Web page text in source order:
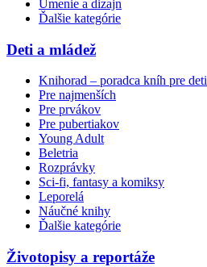
Umenie a dizajn
Ďalšie kategórie
Deti a mládež
Knihorad – poradca kníh pre deti
Pre najmenších
Pre prvákov
Pre pubertiakov
Young Adult
Beletria
Rozprávky
Sci-fi, fantasy a komiksy
Leporelá
Náučné knihy
Ďalšie kategórie
Životopisy a reportáže